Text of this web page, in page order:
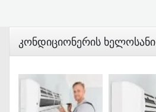
Კონდიციონერის Ხელოსანი